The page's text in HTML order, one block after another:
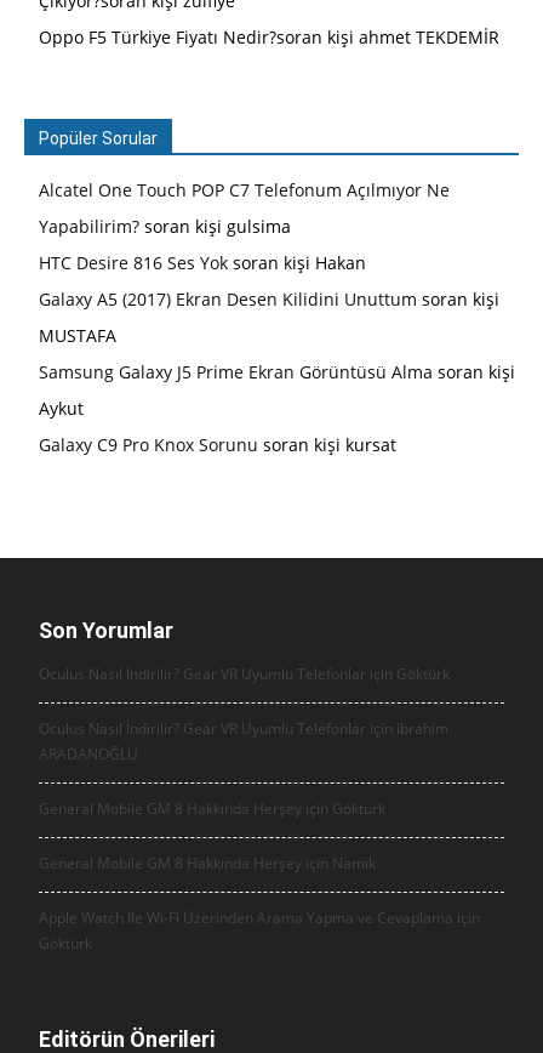
Oppo F5 Türkiye Fiyatı Nedir?soran kişi ahmet TEKDEMİR
Popüler Sorular
Alcatel One Touch POP C7 Telefonum Açılmıyor Ne
Yapabilirim? soran kişi gulsima
HTC Desire 816 Ses Yok soran kişi Hakan
Galaxy A5 (2017) Ekran Desen Kilidini Unuttum soran kişi
MUSTAFA
Samsung Galaxy J5 Prime Ekran Görüntüsü Alma soran kişi
Aykut
Galaxy C9 Pro Knox Sorunu soran kişi kursat
Son Yorumlar
Oculus Nasıl İndirilir? Gear VR Uyumlu Telefonlar için Göktürk
Oculus Nasıl İndirilir? Gear VR Uyumlu Telefonlar için ibrahim
ARADANOĞLU
General Mobile GM 8 Hakkında Herşey için Göktürk
General Mobile GM 8 Hakkında Herşey için Namık
Apple Watch İle Wi-Fi Üzerinden Arama Yapma ve Cevaplama için
Göktürk
Editörün Önerileri